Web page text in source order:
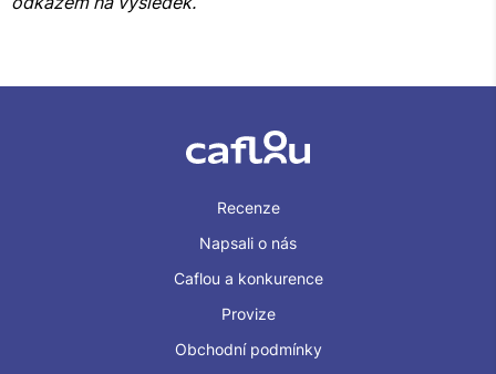
Recenze
Napsali o nás
Caflou a konkurence
Provize
Obchodní podmínky